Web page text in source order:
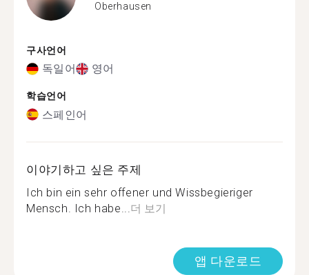
Oberhausen
구사언어
독일어 영어
학습언어
스페인어
이야기하고 싶은 주제
Ich bin ein sehr offener und Wissbegieriger
Mensch. Ich habe... 더 보기
앱 다운로드